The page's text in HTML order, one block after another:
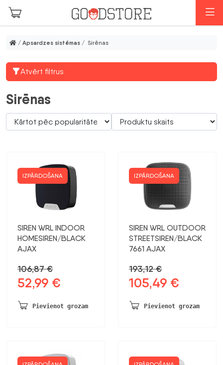
Skip to main content
/ Apsardzes sistēmas / Sirēnas
Atvērt filtrus
Sirēnas
IZPĀRDOŠANA
SIREN WRL INDOOR
HOMESIREN/BLACK
AJAX
106,87€
Sākotnējā
bija:
52,99 €
ir:
Pievienot grozam
IZPĀRDOŠANA
SIREN WRL OUTDOOR
STREETSIREN/BLACK
7661 AJAX
193,12€
Sākotnējā
bija:
105,49 €
ir:
Pievienot grozam